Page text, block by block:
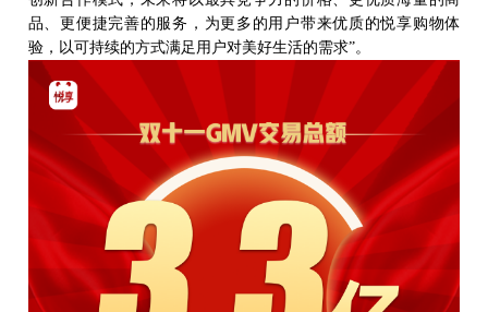
品、更便捷完善的服务，为更多的用户带来优质的悦享购物体
验，以可持续的方式满足用户对美好生活的需求”。